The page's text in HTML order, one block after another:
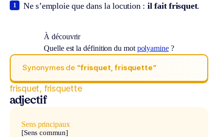
Ne s’emploie que dans la locution : il fait frisquet.
1
À découvrir
Quelle est la définition du mot polyamine?
Synonymes de “frisquet, frisquette“
frisquet, frisquette
adjectif
Sens principaux
[Sens commun]